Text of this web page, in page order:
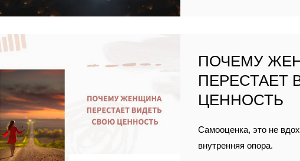
ПОЧЕМУ
ПЕРЕСТАЕТ
ЦЕННОСТЬ
Самооценка, это не
внутренняя опора.